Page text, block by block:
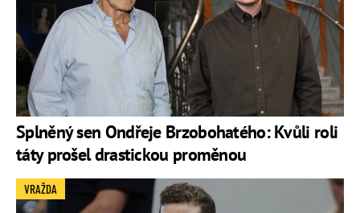
Splněný sen Ondřeje Brzobohatého: Kvůli roli
táty prošel drastickou proměnou
VRAŽDA